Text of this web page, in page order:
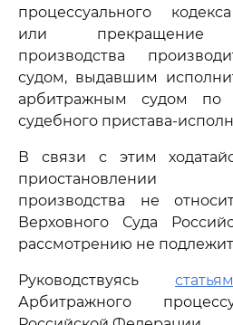
процессуального
или прекращение
производства
судом, выдавшим
арбитражным судом по
судебного пристава-
В связи с этим
приостановлении
производства не
Верховного Суда
рассмотрению не
Руководствуясь
Арбитражного